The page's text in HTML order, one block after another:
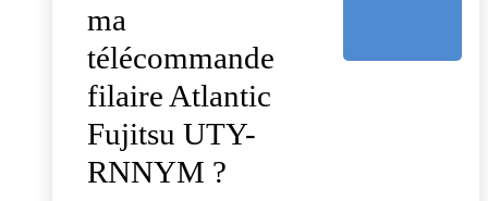
ma
télécommande
filaire Atlantic
Fujitsu UTY-
RNNYM ?